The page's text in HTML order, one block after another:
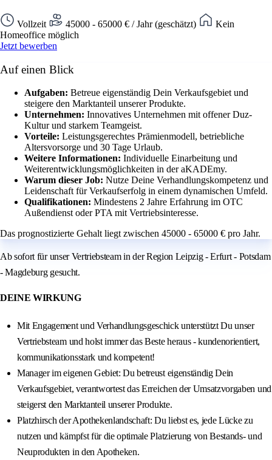
Vollzeit 45000 - 65000 € / Jahr (geschätzt)
Kein
Homeoffice möglich
Jetzt bewerben
Auf einen Blick
Aufgaben: Betreue eigenständig Dein Verkaufsgebiet und
steigere den Marktanteil unserer Produkte.
Unternehmen: Innovatives Unternehmen mit offener Duz-
Kultur und starkem Teamgeist.
Vorteile: Leistungsgerechtes Prämienmodell, betriebliche
Altersvorsorge und 30 Tage Urlaub.
Weitere Informationen: Individuelle Einarbeitung und
Weiterentwicklungsmöglichkeiten in der aKADEmy.
Warum dieser Job: Nutze Deine Verhandlungskompetenz und
Leidenschaft für Verkaufserfolg in einem dynamischen Umfeld.
Qualifikationen: Mindestens 2 Jahre Erfahrung im OTC
Außendienst oder PTA mit Vertriebsinteresse.
Das prognostizierte Gehalt liegt zwischen 45000 - 65000 € pro Jahr.
Ab sofort für unser Vertriebsteam in der Region Leipzig - Erfurt - Potsdam
- Magdeburg gesucht.
DEINE WIRKUNG
Mit Engagement und Verhandlungsgeschick unterstützt Du unser
Vertriebsteam und holst immer das Beste heraus - kundenorientiert,
kommunikationsstark und kompetent!
Manager im eigenen Gebiet: Du betreust eigenständig Dein
Verkaufsgebiet, verantwortest das Erreichen der Umsatzvorgaben und
steigerst den Marktanteil unserer Produkte.
Platzhirsch der Apothekenlandschaft: Du liebst es, jede Lücke zu
nutzen und kämpfst für die optimale Platzierung von Bestands- und
Neuprodukten in den Apotheken.